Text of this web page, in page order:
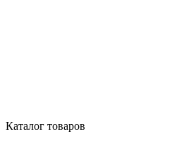
Каталог товаров